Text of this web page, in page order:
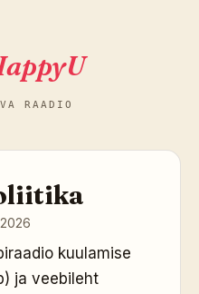
RAADIO
kuulamise
ja veebileht